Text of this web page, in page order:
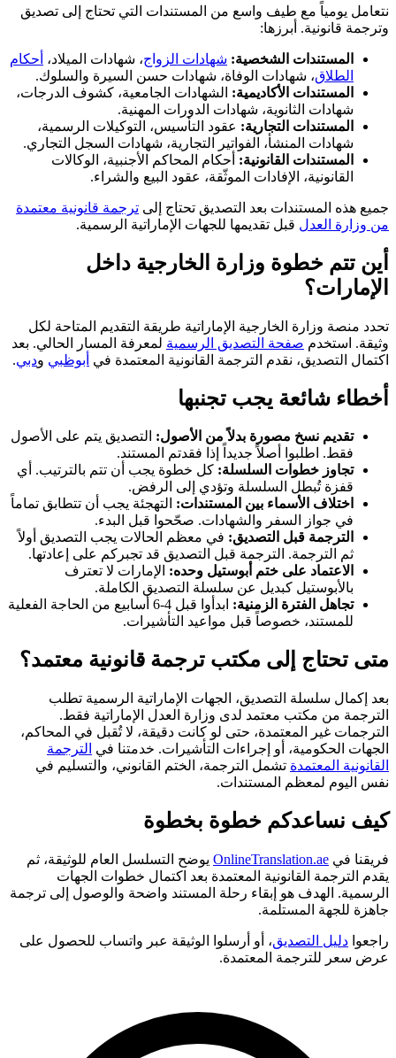
نتعامل يومياً مع طيف واسع من المستندات التي تحتاج إلى تصديق
وترجمة قانونية. أبرزها:
المستندات الشخصية: شهادات الزواج، شهادات الميلاد، أحكام
الطلاق، شهادات الوفاة، شهادات حسن السيرة والسلوك.
المستندات الأكاديمية: الشهادات الجامعية، كشوف الدرجات،
شهادات الثانوية، شهادات الدورات المهنية.
المستندات التجارية: عقود التأسيس، التوكيلات الرسمية،
شهادات المنشأ، الفواتير التجارية، شهادات السجل التجاري.
المستندات القانونية: أحكام المحاكم الأجنبية، الوكالات
القانونية، الإفادات الموثّقة، عقود البيع والشراء.
جميع هذه المستندات بعد التصديق تحتاج إلى ترجمة قانونية معتمدة
من وزارة العدل قبل تقديمها للجهات الإماراتية الرسمية.
أين تتم خطوة وزارة الخارجية داخل
الإمارات؟
تحدد منصة وزارة الخارجية الإماراتية طريقة التقديم المتاحة لكل
وثيقة. استخدم صفحة التصديق الرسمية لمعرفة المسار الحالي. بعد
اكتمال التصديق، نقدم الترجمة القانونية المعتمدة في أبوظبي ودبي.
أخطاء شائعة يجب تجنبها
تقديم نسخ مصورة بدلاً من الأصول: التصديق يتم على الأصول
فقط. اطلبوا أصلاً جديداً إذا فقدتم المستند.
تجاوز خطوات السلسلة: كل خطوة يجب أن تتم بالترتيب. أي
قفزة تُبطل السلسلة وتؤدي إلى الرفض.
اختلاف الأسماء بين المستندات: التهجئة يجب أن تتطابق تماماً
في جواز السفر والشهادات. صحّحوا قبل البدء.
الترجمة قبل التصديق: في معظم الحالات يجب التصديق أولاً
ثم الترجمة. الترجمة قبل التصديق قد تجبركم على إعادتها.
الاعتماد على ختم أبوستيل وحده: الإمارات لا تعترف
بالأبوستيل كبديل عن سلسلة التصديق الكاملة.
تجاهل الفترة الزمنية:
ابدأوا قبل 4-6 أسابيع من الحاجة الفعلية
للمستند، خصوصاً قبل مواعيد التأشيرات.
متى تحتاج إلى مكتب ترجمة قانونية معتمد؟
بعد إكمال سلسلة التصديق، الجهات الإماراتية الرسمية تطلب
الترجمة من مكتب معتمد لدى وزارة العدل الإماراتية فقط.
الترجمات غير المعتمدة، حتى لو كانت دقيقة، لا تُقبل في المحاكم،
الجهات الحكومية، أو إجراءات التأشيرات. خدمتنا في الترجمة
القانونية المعتمدة تشمل الترجمة، الختم القانوني، والتسليم في
نفس اليوم لمعظم المستندات.
كيف نساعدكم خطوة بخطوة
فريقنا في OnlineTranslation.ae يوضح التسلسل العام للوثيقة، ثم
يقدم الترجمة القانونية المعتمدة بعد اكتمال خطوات الجهات
الرسمية. الهدف هو إبقاء رحلة المستند واضحة والوصول إلى ترجمة
جاهزة للجهة المستلمة.
راجعوا دليل التصديق، أو أرسلوا الوثيقة عبر واتساب للحصول على
عرض سعر للترجمة المعتمدة.